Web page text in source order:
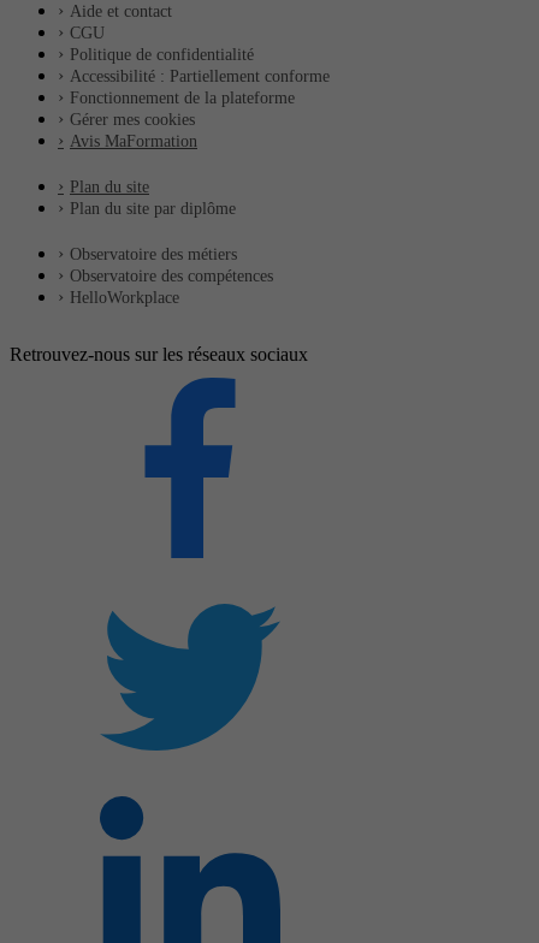
Aide et contact
CGU
Politique de confidentialité
Accessibilité : Partiellement conforme
Fonctionnement de la plateforme
Gérer mes cookies
Avis MaFormation
Plan du site
Plan du site par diplôme
Observatoire des métiers
Observatoire des compétences
HelloWorkplace
Retrouvez-nous sur les réseaux sociaux